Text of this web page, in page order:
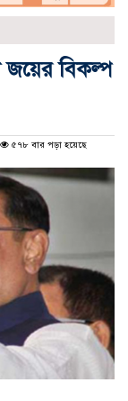
জয়ের বিকল্প
৫৭৮ বার পড়া হয়েছে